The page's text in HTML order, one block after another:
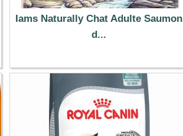
Iams Naturally Chat Adulte Saumon
d...
13.99 €